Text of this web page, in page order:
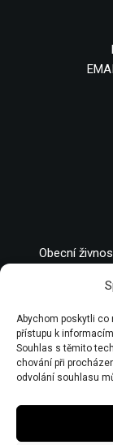
Abychom poskytli co
přístupu k
Souhlas s těmito
chování při
odvolání souhlasu
Obecní